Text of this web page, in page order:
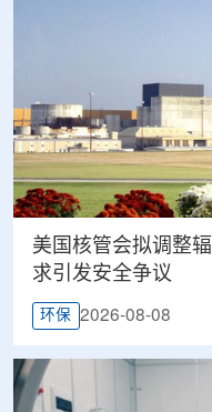
美国核管会拟调整
求引发安全争议
环保 2026-08-08